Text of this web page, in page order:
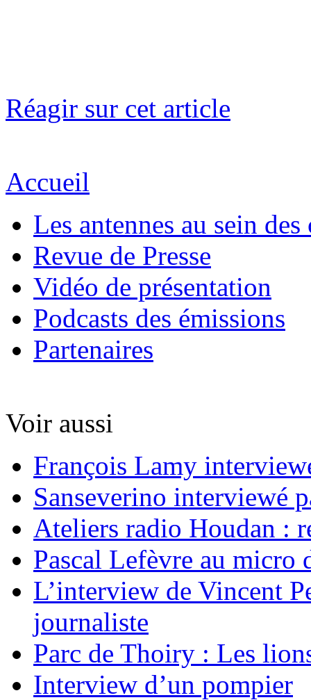
Réagir sur cet article
Accueil
Les antennes au sein des
Revue de Presse
Vidéo de présentation
Podcasts des émissions
Partenaires
Voir aussi
François Lamy
Sanseverino interviewé
Ateliers radio Houdan :
Pascal Lefèvre au micro
L’interview de Vincent
journaliste
Parc de Thoiry : Les
Interview d’un pompier